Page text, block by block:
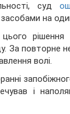
суд
на
рішення
За повторне
волі.
і